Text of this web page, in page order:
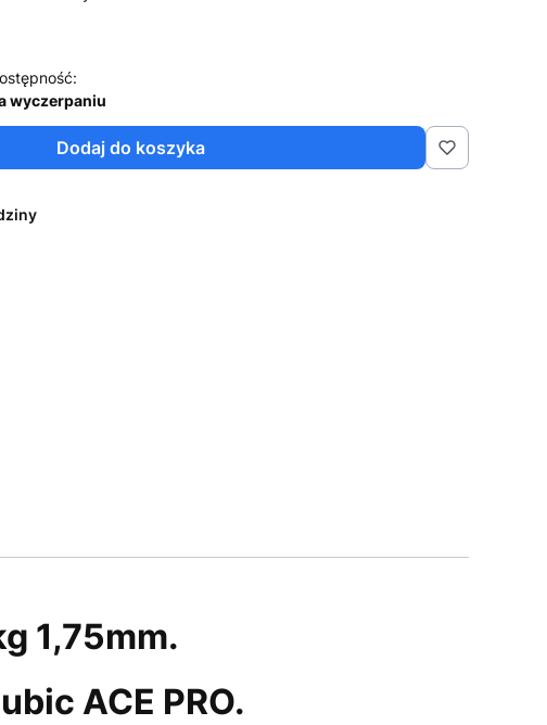
wyczerpaniu
Dodaj do koszyka
1,75mm.
ACE PRO.